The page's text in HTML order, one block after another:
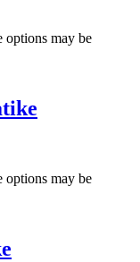
options may be
options may be